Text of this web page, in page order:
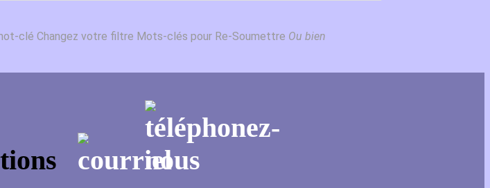
clé Changez votre filtre Mots-clés pour Re-Soumettre Ou bien